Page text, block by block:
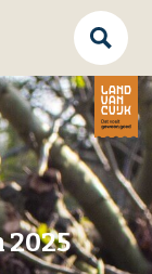
2025